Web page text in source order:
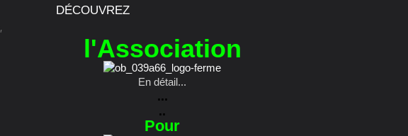
,
DÉCOUVREZ
l'Association
En détail...
...
..
Pour